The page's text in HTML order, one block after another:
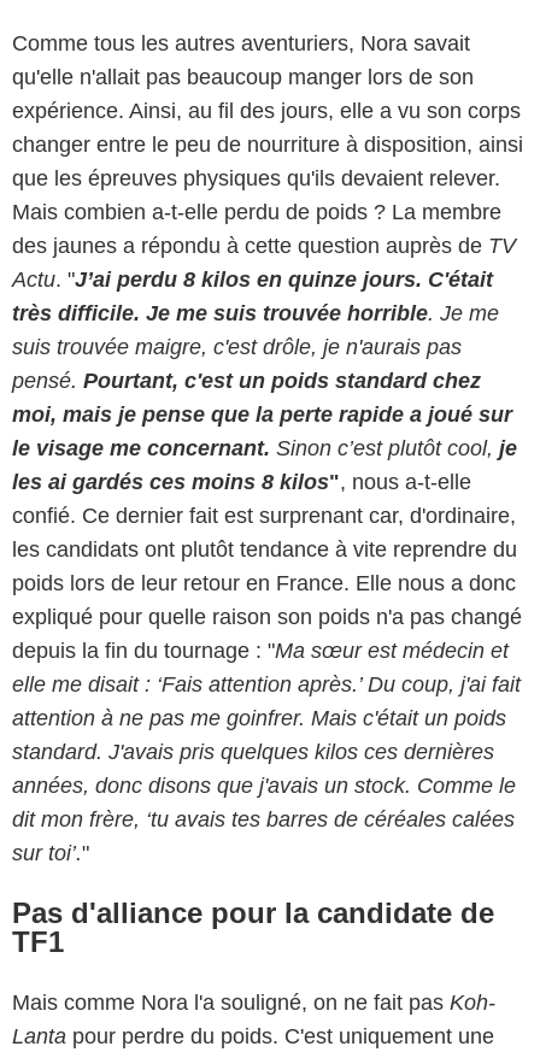
Comme tous les autres aventuriers, Nora savait
qu'elle n'allait pas beaucoup manger lors de son
expérience. Ainsi, au fil des jours, elle a vu son corps
changer entre le peu de nourriture à disposition, ainsi
que les épreuves physiques qu'ils devaient relever.
Mais combien a-t-elle perdu de poids ? La membre
des jaunes a répondu à cette question auprès de TV
Actu. "J’ai perdu 8 kilos en quinze jours. C'était
très difficile. Je me suis trouvée horrible. Je me
suis trouvée maigre, c'est drôle, je n'aurais pas
pensé. Pourtant, c'est un poids standard chez
moi, mais je pense que la perte rapide a joué sur
le visage me concernant. Sinon c’est plutôt cool, je
les ai gardés ces moins 8 kilos", nous a-t-elle
confié. Ce dernier fait est surprenant car, d'ordinaire,
les candidats ont plutôt tendance à vite reprendre du
poids lors de leur retour en France. Elle nous a donc
expliqué pour quelle raison son poids n'a pas changé
depuis la fin du tournage : "Ma sœur est médecin et
elle me disait : ‘Fais attention après.’ Du coup, j'ai fait
attention à ne pas me goinfrer. Mais c'était un poids
standard. J'avais pris quelques kilos ces dernières
années, donc disons que j'avais un stock. Comme le
dit mon frère, ‘tu avais tes barres de céréales calées
sur toi’."
Pas d'alliance pour la candidate de
TF1
Mais comme Nora l'a souligné, on ne fait pas Koh-
Lanta pour perdre du poids. C'est uniquement une